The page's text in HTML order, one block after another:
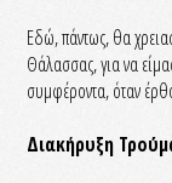
Εδώ, πάντως, θα
Θάλασσας, για να
συμφέροντα, όταν
Διακήρυξη